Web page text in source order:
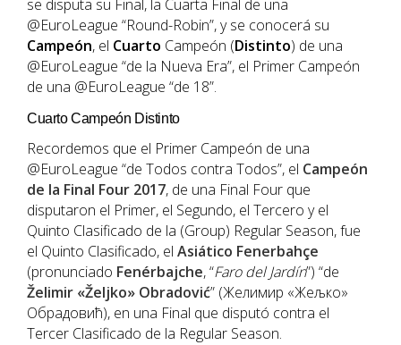
se disputa su Final, la Cuarta Final de una
@EuroLeague “Round-Robin”, y se conocerá su
Campeón, el Cuarto Campeón (Distinto) de una
@EuroLeague “de la Nueva Era”, el Primer Campeón
de una @EuroLeague “de 18”.
Cuarto Campeón Distinto
Recordemos que el Primer Campeón de una
@EuroLeague “de Todos contra Todos”, el Campeón
de la Final Four 2017, de una Final Four que
disputaron el Primer, el Segundo, el Tercero y el
Quinto Clasificado de la (Group) Regular Season, fue
el Quinto Clasificado, el Asiático Fenerbahçe
(pronunciado Fenérbajche, “Faro del Jardín”) “de
Želimir «Željko» Obradović” (Желимир «Жељко»
Обрадовић), en una Final que disputó contra el
Tercer Clasificado de la Regular Season.